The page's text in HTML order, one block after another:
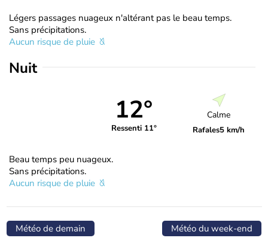
Légers passages nuageux n'altérant pas le beau temps.
Sans précipitations.
Aucun risque de pluie
Nuit
12°
Ressenti 11°
Calme
Rafales5 km/h
Beau temps peu nuageux.
Sans précipitations.
Aucun risque de pluie
Météo de demain Météo du week-end